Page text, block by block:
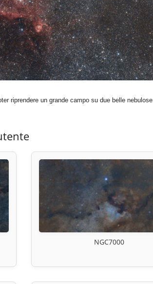
riprendere un grande campo su due belle nebulose.
NGC7000